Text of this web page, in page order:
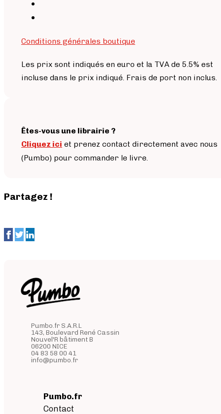
Conditions générales boutique
Les prix sont indiqués en euro et la TVA de 5.5% est
incluse dans le prix indiqué. Frais de port non inclus.
Êtes-vous une librairie ?
Cliquez ici et prenez contact directement avec nous
(Pumbo) pour commander le livre.
Partagez !
Pumbo.fr S.A.R.L
143, Boulevard René Cassin
Nouvel'R bâtiment B
06200 NICE
04 83 58 00 41
info@pumbo.fr
Pumbo.fr
Contact